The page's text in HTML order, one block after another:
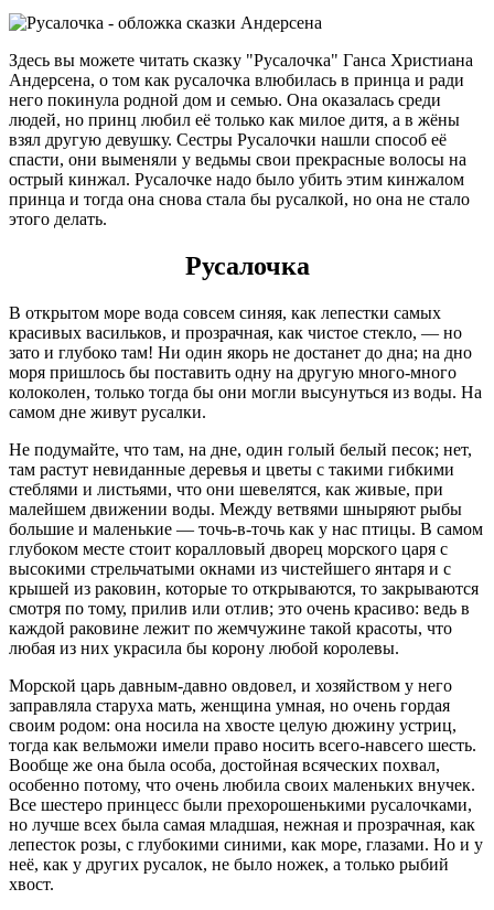
Здесь вы можете читать сказку "Русалочка" Ганса Христиана
Андерсена, о том как русалочка влюбилась в принца и ради
него покинула родной дом и семью. Она оказалась среди
людей, но принц любил её только как милое дитя, а в жёны
взял другую девушку. Сестры Русалочки нашли способ её
спасти, они выменяли у ведьмы свои прекрасные волосы на
острый кинжал. Русалочке надо было убить этим кинжалом
принца и тогда она снова стала бы русалкой, но она не стало
этого делать.
Русалочка
В открытом море вода совсем синяя, как лепестки самых
красивых васильков, и прозрачная, как чистое стекло, — но
зато и глубоко там! Ни один якорь не достанет до дна; на дно
моря пришлось бы поставить одну на другую много-много
колоколен, только тогда бы они могли высунуться из воды. На
самом дне живут русалки.
Не подумайте, что там, на дне, один голый белый песок; нет,
там растут невиданные деревья и цветы с такими гибкими
стеблями и листьями, что они шевелятся, как живые, при
малейшем движении воды. Между ветвями шныряют рыбы
большие и маленькие — точь-в-точь как у нас птицы. В самом
глубоком месте стоит коралловый дворец морского царя с
высокими стрельчатыми окнами из чистейшего янтаря и с
крышей из раковин, которые то открываются, то закрываются
смотря по тому, прилив или отлив; это очень красиво: ведь в
каждой раковине лежит по жемчужине такой красоты, что
любая из них украсила бы корону любой королевы.
Морской царь давным-давно овдовел, и хозяйством у него
заправляла старуха мать, женщина умная, но очень гордая
своим родом: она носила на хвосте целую дюжину устриц,
тогда как вельможи имели право носить всего-навсего шесть.
Вообще же она была особа, достойная всяческих похвал,
особенно потому, что очень любила своих маленьких внучек.
Все шестеро принцесс были прехорошенькими русалочками,
но лучше всех была самая младшая, нежная и прозрачная, как
лепесток розы, с глубокими синими, как море, глазами. Но и у
неё, как у других русалок, не было ножек, а только рыбий
хвост.